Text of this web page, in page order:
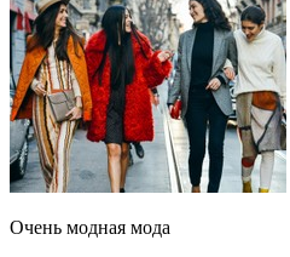
Очень модная мода